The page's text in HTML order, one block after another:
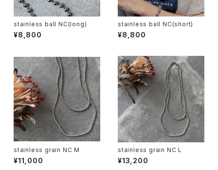
stainless ball NC(long)
¥8,800
stainless ball NC(short)
¥8,800
stainless grain NC M
¥11,000
stainless grain NC L
¥13,200